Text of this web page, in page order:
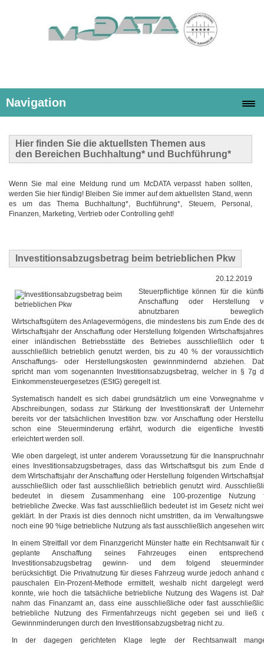
Navigation
Hier finden Sie die aktuellsten Themen aus
den Bereichen Buchhaltung* und Buchführung*
Wenn Sie mal eine Meldung rund um McDATA verpasst haben sollten,
werden Sie hier fündig! Bleiben Sie immer auf dem aktuellsten Stand, wenn
es um das Thema Buchhaltung*, Buchführung*, Steuern, Personal,
Finanzen, Marketing, Vertrieb oder Controlling geht!
Investitionsabzugsbetrag beim betrieblichen Pkw
20.12.2019
Steuerpflichtige können für die
Anschaffung oder Herstellung
abnutzbaren
Wirtschaftsgütern des Anlagevermögens, die mindestens bis zum Ende des
Wirtschaftsjahr der Anschaffung oder Herstellung folgenden
einer inländischen Betriebsstätte des Betriebes ausschließlich oder
ausschließlich betrieblich genutzt werden, bis zu 40 % der
Anschaffungs- oder Herstellungskosten gewinnmindernd abziehen.
spricht man vom sogenannten Investitionsabzugsbetrag, welcher in § 7g
Einkommensteuergesetzes (EStG) geregelt ist.
Systematisch handelt es sich dabei grundsätzlich um eine Vorwegnahme
Abschreibungen, sodass zur Stärkung der Investitionskraft der
bereits vor der tatsächlichen Investition bzw. vor Anschaffung oder
schon eine Steuerminderung erfährt, wodurch die eigentliche
erleichtert werden soll.
Wie oben dargelegt, ist unter anderem Voraussetzung für die
eines Investitionsabzugsbetrages, dass das Wirtschaftsgut bis zum Ende
dem Wirtschaftsjahr der Anschaffung oder Herstellung folgenden
ausschließlich oder fast ausschließlich betrieblich genutzt wird.
bedeutet in diesem Zusammenhang eine 100-prozentige Nutzung
betriebliche Zwecke. Was fast ausschließlich bedeutet ist im Gesetz nicht
geklärt. In der Praxis ist dies dennoch nicht umstritten, da im
noch eine 90 %ige betriebliche Nutzung als fast ausschließlich angesehen
In einem Streitfall vor dem Finanzgericht Münster hatte ein Rechtsanwalt für
geplante Anschaffung seines Fahrzeuges einen
Investitionsabzugsbetrag gewinn- und dem folgend
berücksichtigt. Die Privatnutzung für dieses Fahrzeug wurde jedoch anhand
pauschalen Ein-Prozent-Methode ermittelt, weshalb nicht dargelegt
konnte, wie hoch die tatsächliche betriebliche Nutzung des Wagens ist.
nahm das Finanzamt an, dass eine ausschließliche oder fast
betriebliche Nutzung des Firmenfahrzeugs nicht gegeben sei und ließ
Gewinnminderungen durch den Investitionsabzugsbetrag nicht zu.
In der dagegen gerichteten Klage legte der Rechtsanwalt